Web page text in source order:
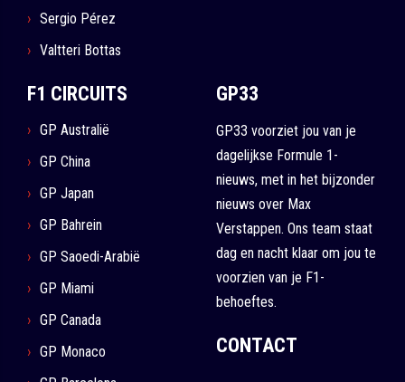
Sergio Pérez
Valtteri Bottas
F1 CIRCUITS
GP Australië
GP China
GP Japan
GP Bahrein
GP Saoedi-Arabië
GP Miami
GP Canada
GP Monaco
GP33
GP33 voorziet jou van je
dagelijkse Formule 1-
nieuws, met in het bijzonder
nieuws over Max
Verstappen. Ons team staat
dag en nacht klaar om jou te
voorzien van je F1-
behoeftes.
CONTACT